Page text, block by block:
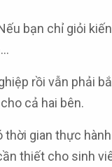
bạn chỉ giỏi
rồi vẫn phải
cả hai bên.
thời gian thực
thiết cho sinh